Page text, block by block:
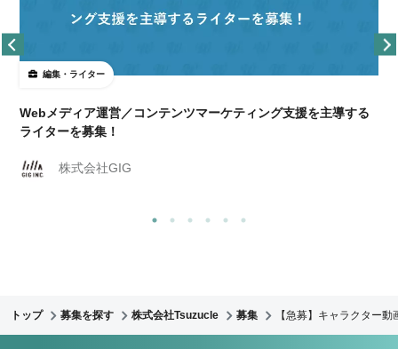
編集・ライター
Webメディア運営／コンテンツマーケティング支援を主導する
ライターを募集！
株式会社GIG
トップ 募集を探す 株式会社Tsuzucle 募集 【急募】キャラクター